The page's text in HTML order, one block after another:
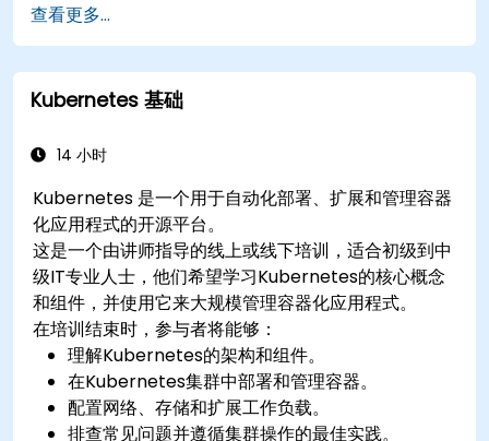
在Kubernetes环境中应用扩展监控解决方案的最
佳实践。
查看更多...
Kubernetes 基础
14 小时
Kubernetes 是一个用于自动化部署、扩展和管理容器
化应用程式的开源平台。
这是一个由讲师指导的线上或线下培训，适合初级到中
级IT专业人士，他们希望学习Kubernetes的核心概念
和组件，并使用它来大规模管理容器化应用程式。
在培训结束时，参与者将能够：
理解Kubernetes的架构和组件。
在Kubernetes集群中部署和管理容器。
配置网络、存储和扩展工作负载。
排查常见问题并遵循集群操作的最佳实践。